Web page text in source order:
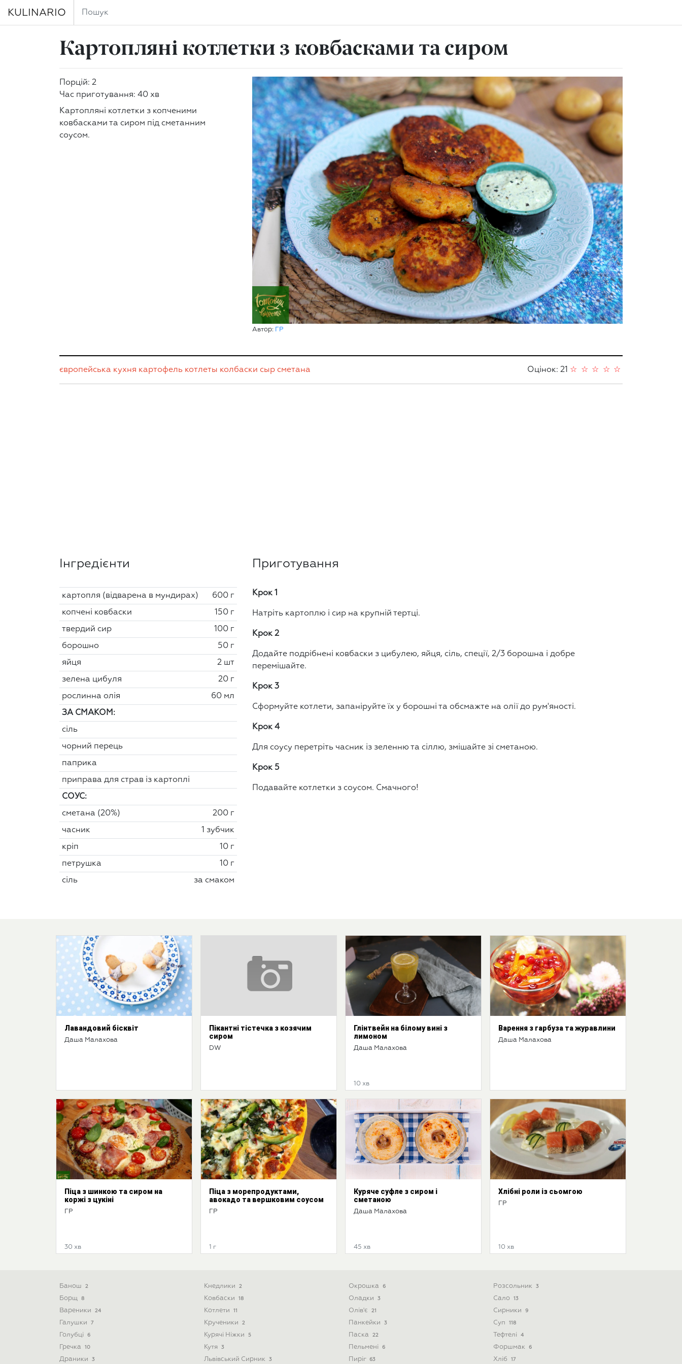
KULINARIO
Картопляні котлетки з ковбасками та сиром
Автор: ГР
Порцій: 2
Час приготування: 40 хв
Картопляні котлетки з копченими
ковбасками та сиром під сметанним
соусом.
європейська кухня картофель котлеты колбаски сыр сметана Оцінок: 21 ☆
☆
☆
☆
☆
Інгредієнти
картопля (відварена в мундирах) 600 г
копчені ковбаски 150 г
твердий сир 100 г
борошно 50 г
яйця 2 шт
зелена цибуля 20 г
рослинна олія 60 мл
ЗА СМАКОМ:
сіль
чорний перець
паприка
приправа для страв із картоплі
СОУС:
сметана (20%) 200 г
часник 1 зубчик
кріп 10 г
петрушка 10 г
сіль за смаком
Приготування
Крок 1
Натріть картоплю і сир на крупній тертці.
Крок 2
Додайте подрібнені ковбаски з цибулею, яйця, сіль, спеції, 2/3 борошна і добре
перемішайте.
Крок 3
Сформуйте котлети, запаніруйте їх у борошні та обсмажте на олії до рум'яності.
Крок 4
Для соусу перетріть часник із зеленню та сіллю, змішайте зі сметаною.
Крок 5
Подавайте котлетки з соусом. Смачного!
Лавандовий бісквіт
Даша Малахова
Пікантні тістечка з козячим
сиром
DW
Глінтвейн на білому вині з
лимоном
Даша Малахова
10 хв
Варення з гарбуза та журавлини
Даша Малахова
Піца з шинкою та сиром на
коржі з цукіні
ГР
30 хв
Піца з морепродуктами,
авокадо та вершковим соусом
ГР
1 г
Куряче суфле з сиром і
сметаною
Даша Малахова
45 хв
Хлібні роли із сьомгою
ГР
10 хв
Банош 2
Борщ 8
Вареники 24
Галушки 7
Голубці 6
Гречка 10
Драники 3
Кнедлики 2
Ковбаски 18
Котлети 11
Крученики 2
Курячі Ніжки 5
Кутя 3
Львівський Сирник 3
Окрошка 6
Оладки 3
Олів'є 21
Панкейки 3
Паска 22
Пельмені 6
Пиріг 63
Розсольник 3
Сало 13
Сирники 9
Суп 118
Тефтелі 4
Форшмак 6
Хліб 17